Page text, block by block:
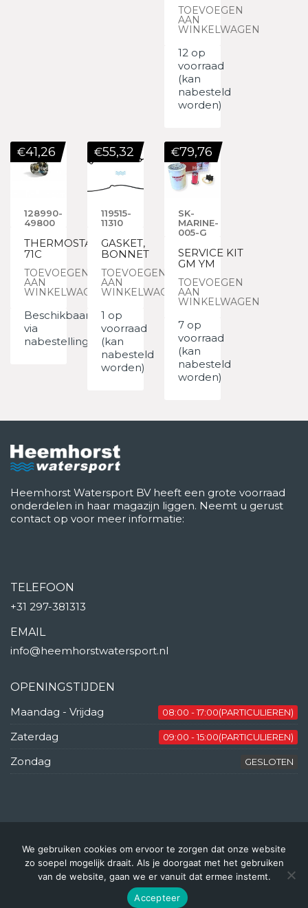
TOEVOEGEN
AAN
WINKELWAGEN
12 op
voorraad
(kan
nabesteld
worden)
128990-
49800
THERMOSTAT,
71C
TOEVOEGEN
AAN
WINKELWAGEN
€41,26
Beschikbaar
via
nabestelling
119515-
11310
GASKET,
BONNET
TOEVOEGEN
AAN
WINKELWAGEN
€55,32
1 op
voorraad
(kan
nabesteld
worden)
SK-
MARINE-
005-G
SERVICE KIT
GM YM
TOEVOEGEN
AAN
WINKELWAGEN
€79,76
7 op
voorraad
(kan
nabesteld
worden)
Heemhorst Watersport BV heeft een grote voorraad
onderdelen in haar magazijn liggen. Neemt u gerust
contact op voor meer informatie:
TELEFOON
+31 297-381313
EMAIL
info@heemhorstwatersport.nl
OPENINGSTIJDEN
Maandag - Vrijdag
08:00 - 17:00(PARTICULIEREN)
Zaterdag 09:00 - 15:00(PARTICULIEREN)
Zondag GESLOTEN
© Copyright 2025 | Heemhorst
Watersport BV
We gebruiken cookies om ervoor te zorgen dat onze website
zo soepel mogelijk draait. Als je doorgaat met het gebruiken
van de website, gaan we er vanuit dat ermee instemt.
Accepteer